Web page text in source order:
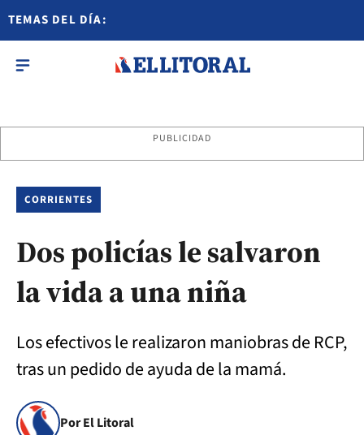
TEMAS DEL DÍA:
PUBLICIDAD
CORRIENTES
Dos policías le salvaron
la vida a una niña
Los efectivos le realizaron maniobras de RCP,
tras un pedido de ayuda de la mamá.
Por El Litoral